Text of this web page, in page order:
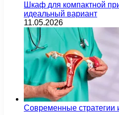
Шкаф для компактной
идеальный вариант
11.05.2026
Современные стратегии